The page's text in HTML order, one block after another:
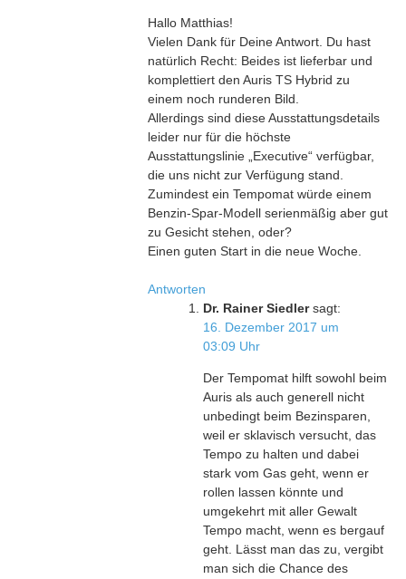
Hallo Matthias!
Vielen Dank für Deine Antwort. Du hast
natürlich Recht: Beides ist lieferbar und
komplettiert den Auris TS Hybrid zu
einem noch runderen Bild.
Allerdings sind diese Ausstattungsdetails
leider nur für die höchste
Ausstattungslinie „Executive“ verfügbar,
die uns nicht zur Verfügung stand.
Zumindest ein Tempomat würde einem
Benzin-Spar-Modell serienmäßig aber gut
zu Gesicht stehen, oder?
Einen guten Start in die neue Woche.
Antworten
Dr. Rainer Siedler sagt:
16. Dezember 2017 um
03:09 Uhr
Der Tempomat hilft sowohl beim
Auris als auch generell nicht
unbedingt beim Bezinsparen,
weil er sklavisch versucht, das
Tempo zu halten und dabei
stark vom Gas geht, wenn er
rollen lassen könnte und
umgekehrt mit aller Gewalt
Tempo macht, wenn es bergauf
geht. Lässt man das zu, vergibt
man sich die Chance des